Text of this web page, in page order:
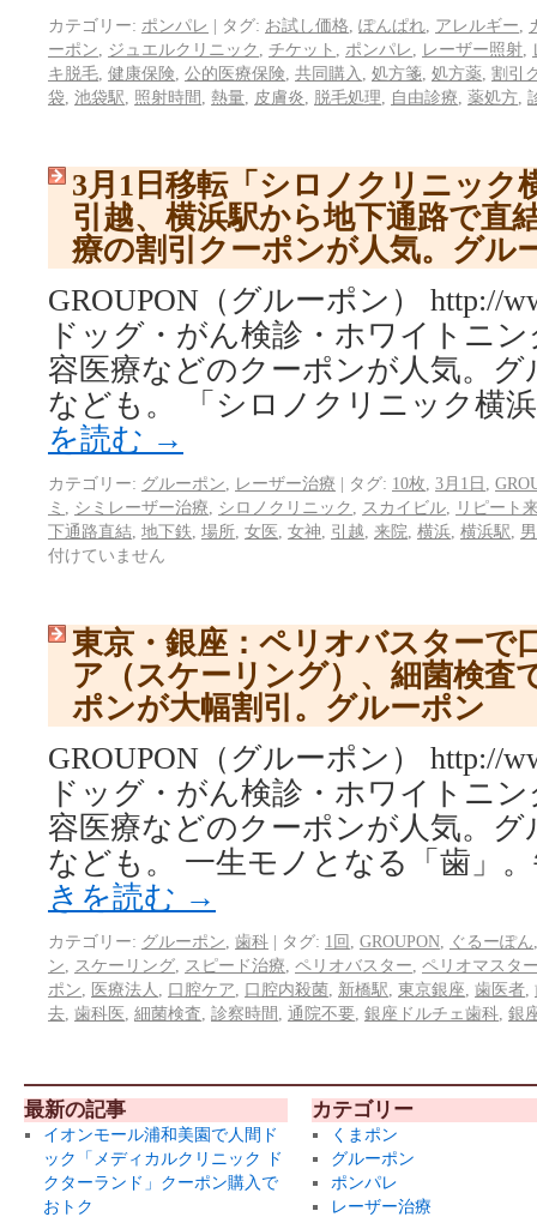
カテゴリー: ポンパレ | タグ: お試し価格 ぽんぱれ アレルギー
ーポン
ジュエルクリニック チケット ポンパレ レーザー照射
キ脱毛 健康保険 公的医療保険 共同購入 処方箋 処方薬 割引
袋 池袋駅 照射時間 熱量 皮膚炎 脱毛処理 自由診療 薬処方
3月1日移転「シロノクリニック
引越、横浜駅から地下通路で直
療の割引クーポンが人気。グル
GROUPON（グルーポン） http://
ドッグ・がん検診・ホワイトニ
容医療などのクーポンが人気。
なども。 「シロノクリニック横
を読む →
カテゴリー: グルーポン レーザー治療 | タグ: 10枚 3月1日
ミ
シミレーザー治療 シロノクリニック スカイビル
リピート
下通路直結 地下鉄 場所 女医 女神 引越 来院 横浜 横浜駅
付けていません
東京・銀座：ペリオバスターで
ア（スケーリング）、細菌検査
ポンが大幅割引。グルーポン
GROUPON（グルーポン） http://
ドッグ・がん検診・ホワイトニ
容医療などのクーポンが人気。
なども。 一生モノとなる「歯」
きを読む →
カテゴリー: グルーポン 歯科 | タグ: 1回 GROUPON ぐるーぽん
ン
スケーリング スピード治療 ペリオバスター ペリオマスタ
ポン
医療法人 口腔ケア 口腔内殺菌 新橋駅 東京銀座 歯医者
去 歯科医 細菌検査 診察時間 通院不要 銀座ドルチェ歯科 銀
最新の記事
イオンモール浦和美園で人間ド
ック「メディカルクリニック ド
クターランド」クーポン購入で
おトク
カテゴリー
くまポン
グルーポン
ポンパレ
レーザー治療